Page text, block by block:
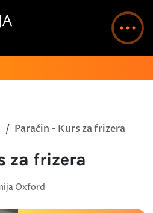
Paraćin - Kurs za frizera
za frizera
Oxford